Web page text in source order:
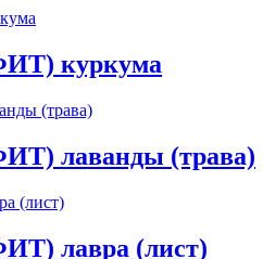
куркума
лаванды (трава)
лавра (лист)